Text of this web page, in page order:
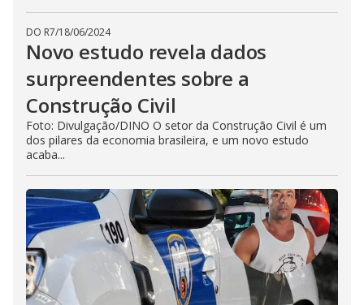
DO R7/18/06/2024
Novo estudo revela dados
surpreendentes sobre a
Construção Civil
Foto: Divulgação/DINO O setor da Construção Civil é um
dos pilares da economia brasileira, e um novo estudo
acaba...